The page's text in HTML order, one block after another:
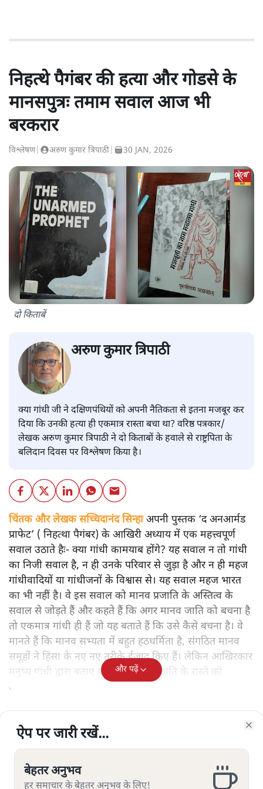
निहत्थे पैगंबर की हत्या और गोडसे के
मानसपुत्रः तमाम सवाल आज भी
बरकरार
विश्लेषण| अरुण कुमार त्रिपाठी 30 JAN, 2026
दो किताबें
अरुण कुमार त्रिपाठी
क्या गांधी जी ने दक्षिणपंथियों को अपनी नैतिकता से इतना मजबूर कर
दिया कि उनकी हत्या ही एकमात्र रास्ता बचा था? वरिष्ठ पत्रकार/
लेखक अरुण कुमार त्रिपाठी ने दो किताबों के हवाले से राष्ट्रपिता के
बलिदान दिवस पर विश्लेषण किया है।
चिंतक और लेखक सच्चिदानंद सिन्हाअपनी पुस्तक ‘द अनआर्मड
प्राफेट’ ( निहत्था पैगंबर) के आखिरी अध्याय में एक महत्त्वपूर्ण
सवाल उठाते हैः- क्या गांधी कामयाब होंगे? यह सवाल न तो गांधी
का निजी सवाल है, न ही उनके परिवार से जुड़ा है और न ही महज
गांधीवादियों या गांधीजनों के विश्वास से। यह सवाल महज भारत
का भी नहीं है। वे इस सवाल को मानव प्रजाति के अस्तित्व के
सवाल से जोड़ते हैं और कहते हैं कि अगर मानव जाति को बचना है
तो एकमात्र गांधी ही हैं जो यह बताते हैं कि उसे कैसे बचना है। वे
मानते हैं कि मानव सभ्यता में बहुत हठधर्मिता है, संगठित मानव
समूहों ने हिंसा के नए नए तरीके ईजाद किए हैं। लेकिन आखिरकार
मनुष्य गांधी द्वारा बताए गए अहिंसा और शांति के रास्ते को
अपनाएगा।
और पढ़ें
ऐप पर जारी रखें...
बेहतर अनुभव
हर समाचार के बेहतर अनुभव के लिए!
ऐप पर जारी रखें...
बेहतर अनुभव
हर समाचार के बेहतर अनुभव के लिए!
ऐप पर जारी रखें...
बेहतर अनुभव
हर समाचार के बेहतर अनुभव के लिए!
ऐप पर जारी रखें...
बेहतर अनुभव
हर समाचार के बेहतर अनुभव के लिए!
ऐप पर जारी रखें...
बेहतर अनुभव
हर समाचार के बेहतर अनुभव के लिए!
ऐप पर जारी रखें...
बेहतर अनुभव
हर समाचार के बेहतर अनुभव के लिए!